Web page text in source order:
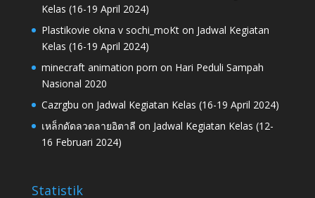
Kelas (16-19 April 2024)
Plastikovie okna v sochi_moKton Jadwal Kegiatan
Kelas (16-19 April 2024)
minecraft animation porn on Hari Peduli Sampah
Nasional 2020
Cazrgbu on Jadwal Kegiatan Kelas (16-19 April 2024)
เหล็กดัดลวดลายอิตาลี on Jadwal Kegiatan Kelas (12-
16 Februari 2024)
Statistik